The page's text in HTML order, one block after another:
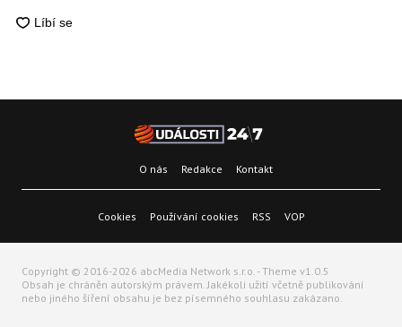
O nás Redakce Kontakt
Cookies Používání cookies RSS VOP
Copyright © 2016-2026 abcMedia Network s.r.o. - Theme v1.0.5
Obsah je chráněn autorským právem. Jakékoli užití včetně publikování
nebo jiného šíření obsahu je bez písemného souhlasu zakázano.